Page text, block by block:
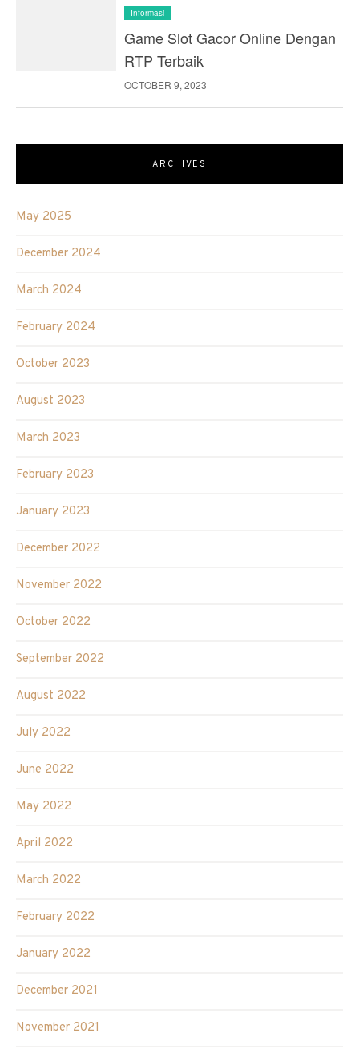
Informasi
Game Slot Gacor Online Dengan
RTP Terbaik
OCTOBER 9, 2023
ARCHIVES
May 2025
December 2024
March 2024
February 2024
October 2023
August 2023
March 2023
February 2023
January 2023
December 2022
November 2022
October 2022
September 2022
August 2022
July 2022
June 2022
May 2022
April 2022
March 2022
February 2022
January 2022
December 2021
November 2021